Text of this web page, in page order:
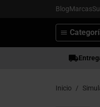
BlogMarcas
Inicio